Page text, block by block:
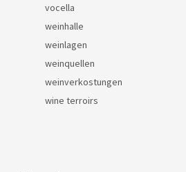
vocella
weinhalle
weinlagen
weinquellen
weinverkostungen
wine terroirs